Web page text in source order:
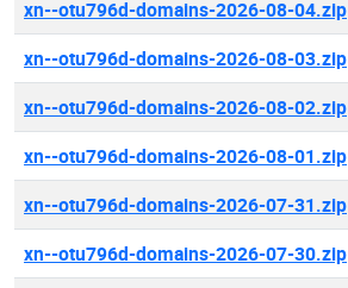
xn--otu796d-domains-2026-08-04.zip
xn--otu796d-domains-2026-08-03.zip
xn--otu796d-domains-2026-08-02.zip
xn--otu796d-domains-2026-08-01.zip
xn--otu796d-domains-2026-07-31.zip
xn--otu796d-domains-2026-07-30.zip